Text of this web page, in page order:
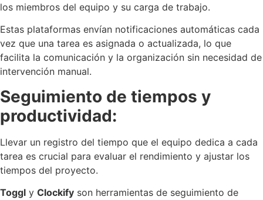
los miembros del equipo y su carga de trabajo.
Estas plataformas envían notificaciones automáticas cada
vez que una tarea es asignada o actualizada, lo que
facilita la comunicación y la organización sin necesidad de
intervención manual.
Seguimiento de tiempos y
productividad:
Llevar un registro del tiempo que el equipo dedica a cada
tarea es crucial para evaluar el rendimiento y ajustar los
tiempos del proyecto.
Toggl y Clockify son herramientas de seguimiento de